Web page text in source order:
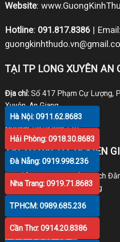
Website:
Hotline: 091.817.8386| Email:
TẠI TP LONG XUYÊN AN
Địa chỉ:Số 417 Phạm Cự Lượng,
Xuyên, An Giang
Hotline: 0919.998.236
TẠI TP RẠCH GIÁ KIÊN
Địa chỉ:
P30 Căn 07 Trần Bạch
Hòa, TP. Rạch Giá, Kiên Giang
Hotline: 0919.998.236
Hà Nội: 0911.62.8683
Hải Phòng: 0918.30.8683
Đà Nẵng: 0919.998.236
Nha Trang: 0919.71.8683
TPHCM: 0989.685.236
Cần Thơ: 0914.20.8386